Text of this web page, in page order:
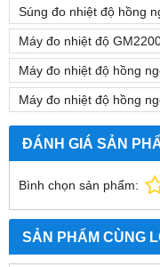
Súng đo nhiệt độ hồng
Máy đo nhiệt độ
Máy đo nhiệt độ hồng
Máy đo nhiệt độ hồng
ĐÁNH GIÁ SẢN
Bình chọn sản phẩm:
SẢN PHẨM CÙNG